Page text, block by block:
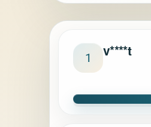
1 v****t